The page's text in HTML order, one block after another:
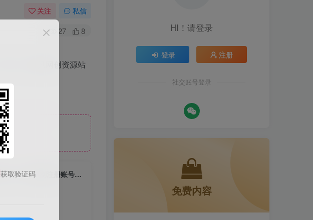
关注 私信
27 8
（9566期）最新工作室搬砖项目，单机日入300+！无限制注册账号！0封！0手动！
HI！请登录
登录 注册
社交账号登录
免费内容
获取验证码